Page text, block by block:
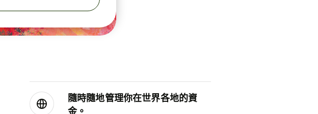
隨時隨地管理你在世界各地的資
金。